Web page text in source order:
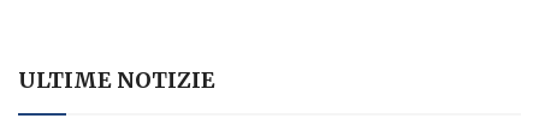
ULTIME NOTIZIE